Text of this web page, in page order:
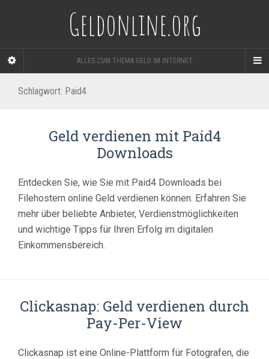
Geldonline.org
ALLES ZUM THEMA GELD IM INTERNET
Schlagwort: Paid4
Geld verdienen mit Paid4
Downloads
Entdecken Sie, wie Sie mit Paid4 Downloads bei
Filehostern online Geld verdienen können. Erfahren Sie
mehr über beliebte Anbieter, Verdienstmöglichkeiten
und wichtige Tipps für Ihren Erfolg im digitalen
Einkommensbereich.
Clickasnap: Geld verdienen durch
Pay-Per-View
Clickasnap ist eine Online-Plattform für Fotografen, die